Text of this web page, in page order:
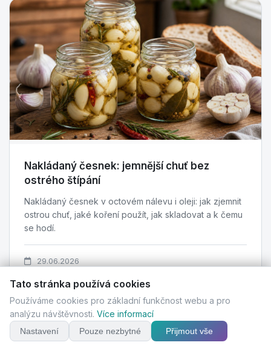
Nakládaný česnek: jemnější chuť bez
ostrého štípání
Nakládaný česnek v octovém nálevu i oleji: jak zjemnit
ostrou chuť, jaké koření použít, jak skladovat a k čemu
se hodí.
29.06.2026
Tato stránka používá cookies
Používáme cookies pro základní funkčnost webu a pro
analýzu návštěvnosti. Více informací
Nastavení Pouze nezbytné Přijmout vše